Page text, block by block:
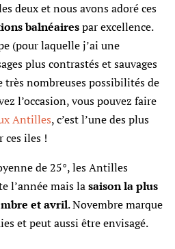
deux et nous avons adoré ces
balnéairespar excellence.
(pour laquelle j’ai une
plus contrastés et sauvages
très nombreuses possibilités de
l’occasion, vous pouvez faire
Antilles, c’est l’une des plus
ces iles !
de 25°, les Antilles
l’année mais lasaison la plus
et avril.Novembre marque
et peut aussi être envisagé.